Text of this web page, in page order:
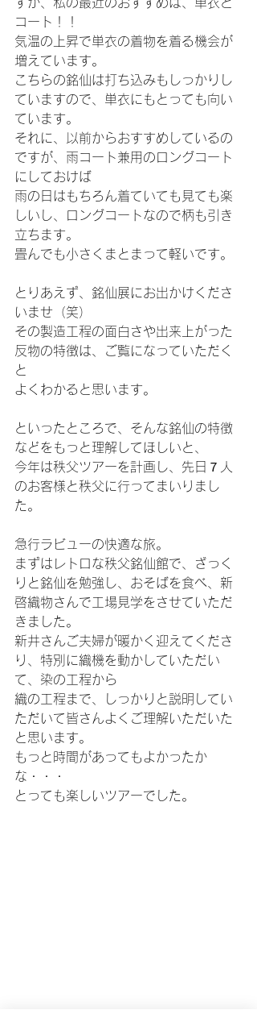
コート！！
気温の上昇で単衣の着物を着る機会が
増えています。
こちらの銘仙は打ち込みもしっかりし
ていますので、単衣にもとっても向い
ています。
それに、以前からおすすめしているの
ですが、雨コート兼用のロングコート
にしておけば
雨の日はもちろん着ていても見ても楽
しいし、ロングコートなので柄も引き
立ちます。
畳んでも小さくまとまって軽いです。
とりあえず、銘仙展にお出かけくださ
いませ（笑）
その製造工程の面白さや出来上がった
反物の特徴は、ご覧になっていただく
と
よくわかると思います。
といったところで、そんな銘仙の特徴
などをもっと理解してほしいと、
今年は秩父ツアーを計画し、先日７人
のお客様と秩父に行ってまいりまし
た。
急行ラビューの快適な旅。
まずはレトロな秩父銘仙館で、ざっく
りと銘仙を勉強し、おそばを食べ、新
啓織物さんで工場見学をさせていただ
きました。
新井さんご夫婦が暖かく迎えてくださ
り、特別に織機を動かしていただい
て、染の工程から
織の工程まで、しっかりと説明してい
ただいて皆さんよくご理解いただいた
と思います。
もっと時間があってもよかったか
な・・・
とっても楽しいツアーでした。